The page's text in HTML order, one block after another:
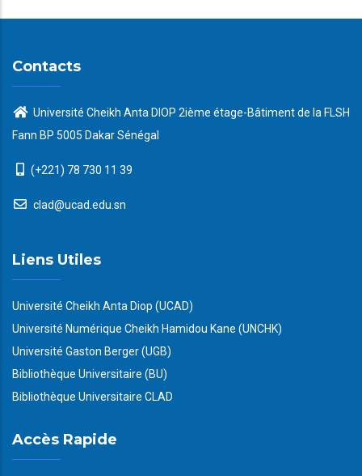
Contacts
Université Cheikh Anta DIOP 2ième étage-Bâtiment de la FLSH
Fann BP 5005 Dakar Sénégal
(+221) 78 730 11 39
clad@ucad.edu.sn
Liens Utiles
Université Cheikh Anta Diop (UCAD)
Université Numérique Cheikh Hamidou Kane (UNCHK)
Université Gaston Berger (UGB)
Bibliothèque Universitaire (BU)
Bibliothèque Universitaire CLAD
Accès Rapide